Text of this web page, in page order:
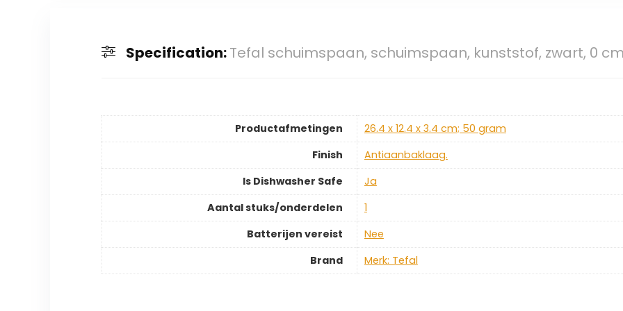
Specification:Tefal schuimspaan, schuimspaan, kunststof, zwart, 0
Productafmetingen
‎26.4 x 12.4 x 3.4 cm; 50 gram
Finish
‎Antiaanbaklaag.
Is Dishwasher Safe
‎Ja
Aantal stuks/onderdelen
‎1
Batterijen vereist
‎Nee
Brand
Merk: Tefal